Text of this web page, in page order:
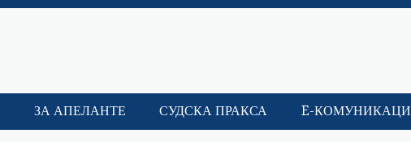
ЗА АПЕЛАНТЕ СУДСКА ПРАКСА E-